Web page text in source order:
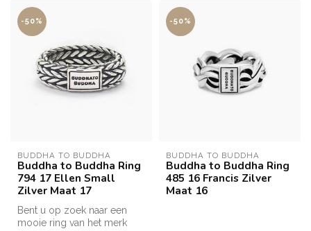
-50%
BUDDHA TO BUDDHA
Buddha to Buddha Ring
794 17 Ellen Small
Zilver Maat 17
Bent u op zoek naar een
mooie ring van het merk
-50%
BUDDHA TO BUDDHA
Buddha to Buddha Ring
485 16 Francis Zilver
Maat 16